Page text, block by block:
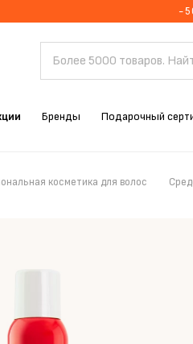
-
Бренды Подарочный
косметика для волос